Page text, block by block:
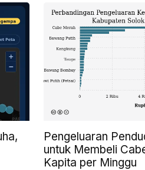
Pengeluaran
untuk Membeli
Kapita per Minggu